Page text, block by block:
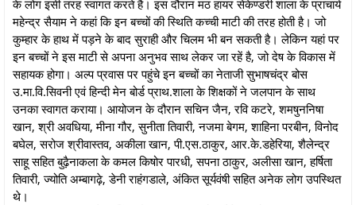
के लोग इसी तरह स्वागत करते है। इस दौरान मठ हायर सेकेण्डरी शाला के प्राचार्य
महेन्द्र सैयाम ने कहां कि इन बच्चों की स्थिति कच्ची माटी की तरह होती है। जो
कुम्हार के हाथ में पड़ने के बाद सुराही और चिलम भी बन सकती है। लेकिन यहां पर
इन बच्चों ने इस माटी से अपना अनुभव साथ लेकर जा रहें है, जो देष के विकास में
सहायक होगा। अल्प प्रवास पर पहुंचे इन बच्चों का नेताजी सुभाषचंद्र बोस
उ.मा.वि.सिवनी एवं हिन्दी मेन बोर्ड प्राथ.शाला के शिक्षकों ने जलपान के साथ
उनका स्वागत कराया। आयोजन के दौरान सचिन जैन, रवि कटरे, शमषुननिषा
खान, श्री अवधिया, मीना गौर, सुनीता तिवारी, नजमा बेगम, शाहिना परबीन, विनोद
बघेल, सरोज श्रीवास्तव, अकीला खान, पी.एस.ठाकुर, आर.के.डहेरिया, शैलेन्द्र
साहू सहित बुढ़ैनाकला के कमल किषोर पारधी, सपना ठाकुर, अलीसा खान, हर्षिता
तिवारी, ज्योति अम्बागढ़े, डेनी राहंगडाले, अंकित सूर्यवंषी सहित अनेक लोग उपस्थित
थे।